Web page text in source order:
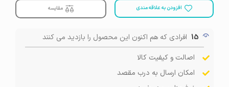
افزودن به علاقه مندی مقایسه
15 افرادی که هم اکنون این محصول را بازدید می کنند
اصالت و کیفیت کالا
امکان ارسال به درب مقصد